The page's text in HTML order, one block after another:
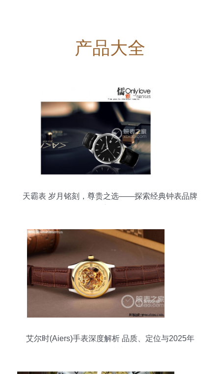
产品大全
天霸表 岁月铭刻，尊贵之选——探索经典钟表品牌
艾尔时(Aiers)手表深度解析 品质、定位与2025年